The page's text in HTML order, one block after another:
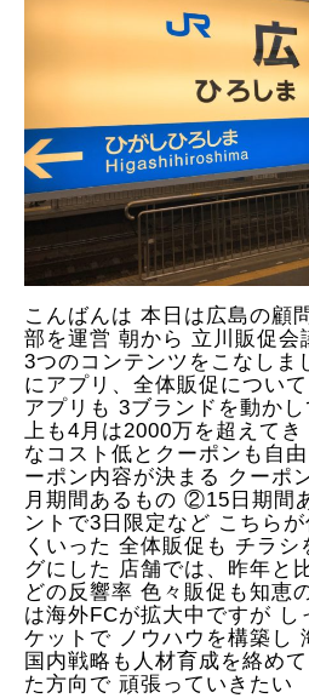
こんばんは 本日は広島の顧
部を運営 朝から 立川販促
3つのコンテンツをこなしま
にアプリ、全体販促につい
アプリも 3ブランドを動か
上も4月は2000万を超えて
なコスト低とクーポンも自
ーポン内容が決まる クーポ
月期間あるもの ②15日期間
ントで3日限定など こちら
くいった 全体販促も チラ
グにした 店舗では、昨年と
どの反響率 色々販促も知恵
は海外FCが拡大中ですが し
ケットで ノウハウを構築し
国内戦略も人材育成を絡め
た方向で 頑張っていきたい